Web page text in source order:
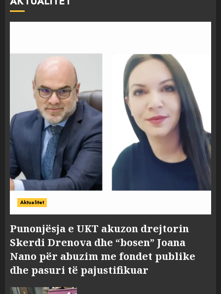
Aktualitet
Punonjësja e UKT akuzon drejtorin
Skerdi Drenova dhe “bosen” Joana
Nano për abuzim me fondet publike
dhe pasuri të pajustifikuar